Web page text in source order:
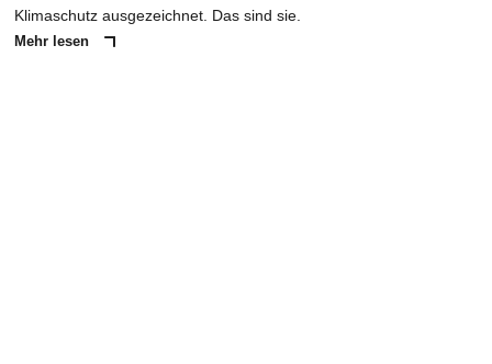
Klimaschutz ausgezeichnet. Das sind sie.
Mehr lesen